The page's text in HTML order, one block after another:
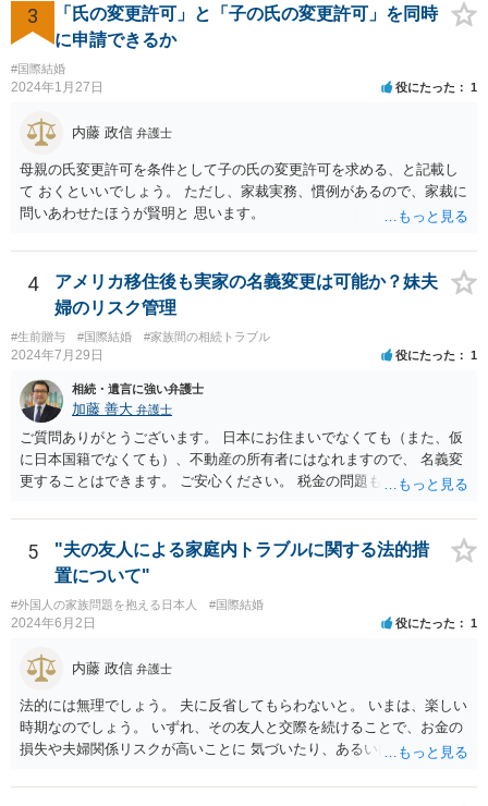
婚姻が成立するには二つの要素が必要と言われております。一つは届
出ですが、もう一つは双方の婚姻意思です。 婚姻意思は、夫婦として
相互に助け合いながら生活していく意思というとイメージしやすいか
と思います。 ここで、相続目的での婚姻をみてみます。これは夫婦と
して生活していくというよりは、一方が死亡した際に生じる相続のた
めに配偶者という立場を得ることが主な目的となります。 したがっ
て、形式的に届出がなされたとしても、双方は夫婦生活を営む意思が
ないので、婚姻意思はありません。 よって、婚姻は婚姻意思の欠如に
より、無効となります。
3
「氏の変更許可」と「子の氏の変更許可」を同時
に申請できるか
#国際結婚
2024年1月27日 役にたった 1
内藤 政信 弁護士
母親の氏変更許可を条件として子の氏の変更許可を求める、と記載し
て おくといいでしょう。 ただし、家裁実務、慣例があるので、家裁に
問いあわせたほうが賢明と 思います。
4
アメリカ移住後も実家の名義変更は可能か？妹夫
婦のリスク管理
#生前贈与 #国際結婚 #家族間の相続トラブル
2024年7月29日 役にたった 1
相続・遺言に強い弁護士
加藤 善大 弁護士
ご質問ありがとうございます。 日本にお住まいでなくても（また、仮
に日本国籍でなくても）、不動産の所有者にはなれますので、 名義変
更することはできます。 ご安心ください。 税金の問題もありますの
でしょうか。）と一緒に、 お近くの弁護士に直接相談して、アドバイ
ス等を求めることをお勧めします。 ご参考にしていただければ幸いで
5
"夫の友人による家庭内トラブルに関する法的措
置について"
#外国人の家族問題を抱える日本人 #国際結婚
2024年6月2日 役にたった 1
内藤 政信 弁護士
法的には無理でしょう。 夫に反省してもらわないと。 いまは、楽しい
時期なのでしょう。 いずれ、その友人と交際を続けることで、お金の
損失や夫婦関係リスクが高いことに 気づいたり、あるいは、飽きると